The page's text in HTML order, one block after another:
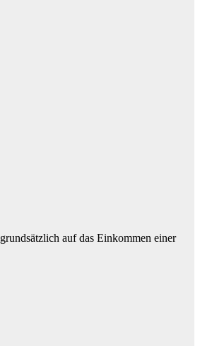
auf das Einkommen einer